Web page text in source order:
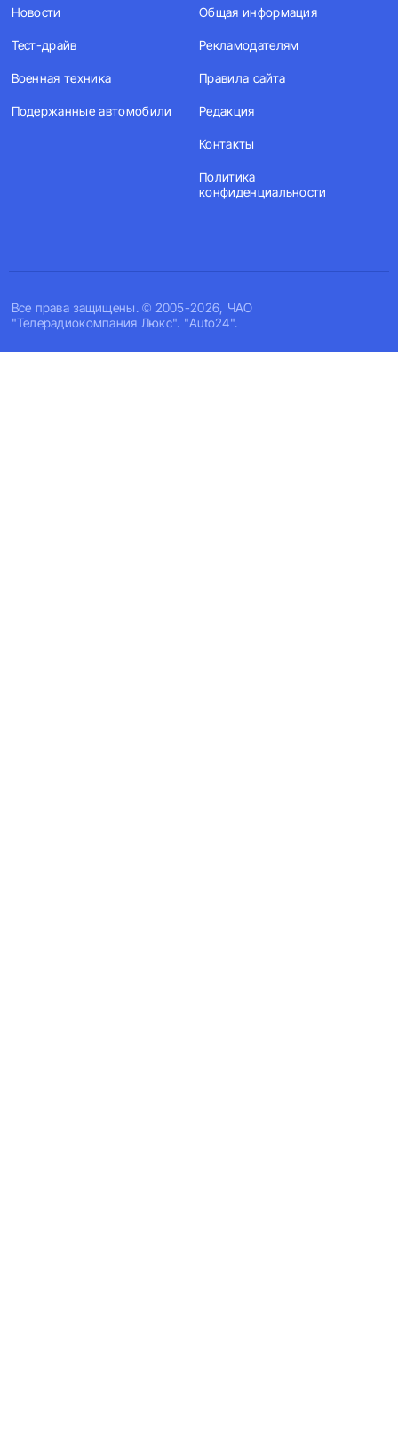
Все права защищены. © 2005-2026, ЧАО
"Телерадиокомпания Люкс". "Auto24".
Новости
Тест-драйв
Военная техника
Подержанные автомобили
Общая информация
Рекламодателям
Правила сайта
Редакция
Контакты
Политика
конфиденциальности